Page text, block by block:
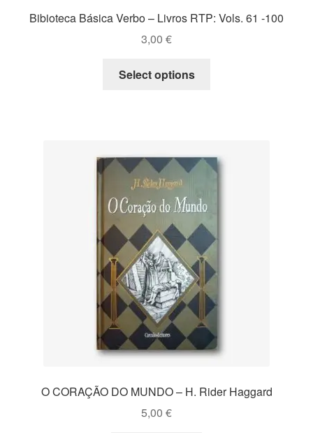
Bibioteca Básica Verbo – Livros RTP: Vols. 61 -100
3,00 €
Select options
The
options
on
product
page
O CORAÇÃO DO MUNDO – H. Rider Haggard
5,00 €